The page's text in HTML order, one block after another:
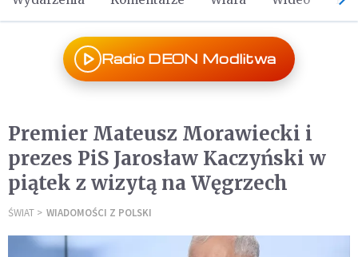
Radio DEON Modlitwa
Premier Mateusz Morawiecki i
prezes PiS Jarosław Kaczyński w
piątek z wizytą na Węgrzech
ŚWIAT WIADOMOŚCI Z POLSKI